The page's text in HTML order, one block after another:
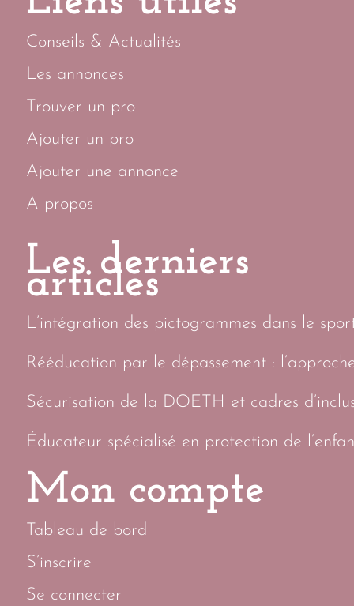
Conseils & Actualités
Les annonces
Trouver un pro
Ajouter un pro
Ajouter une annonce
A propos
Les derniers
articles
L’intégration des pictogrammes dans le
Rééducation par le dépassement :
Sécurisation de la DOETH et cadres
Éducateur spécialisé en protection de
Mon compte
Tableau de bord
S’inscrire
Se connecter